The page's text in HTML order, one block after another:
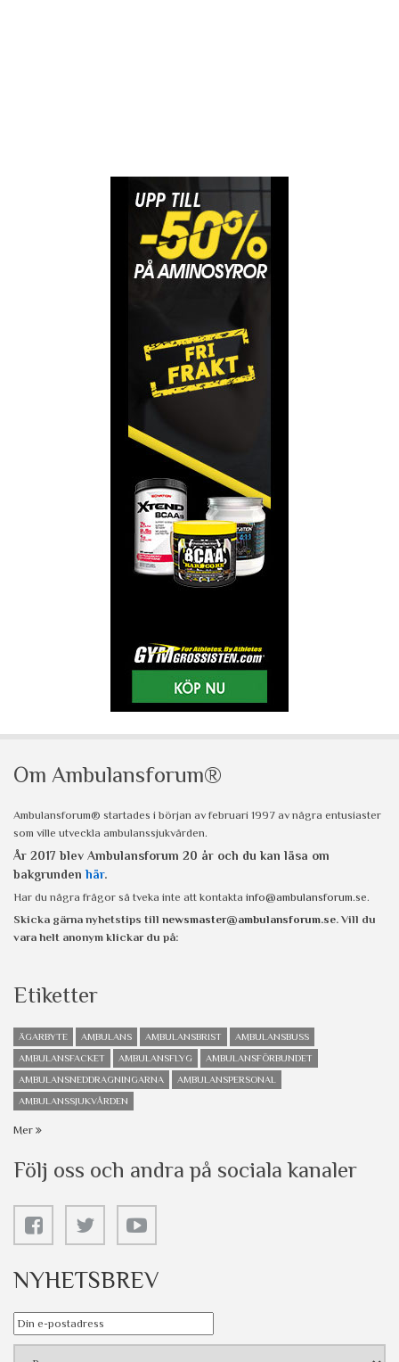
Om Ambulansforum®
Ambulansforum® startades i början av februari 1997 av några entusiaster
som ville utveckla ambulanssjukvården.
År 2017 blev Ambulansforum 20 år och du kan läsa om
bakgrunden här.
Har du några frågor så tveka inte att kontakta info@ambulansforum.se.
Skicka gärna nyhetstips till newsmaster@ambulansforum.se. Vill du
vara helt anonym klickar du på:
Etiketter
ÄGARBYTE AMBULANS AMBULANSBRIST
AMBULANSBUSS
AMBULANSFACKET
AMBULANSFLYG
AMBULANSFÖRBUNDET
AMBULANSNEDDRAGNINGARNA
AMBULANSPERSONAL
AMBULANSSJUKVÅRDEN
Mer
Följ oss och andra på sociala kanaler
NYHETSBREV